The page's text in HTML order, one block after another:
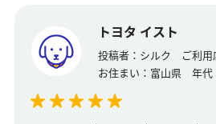
トヨタ イスト
投稿者： シルク ご利用
お住まい： 富山県 年代